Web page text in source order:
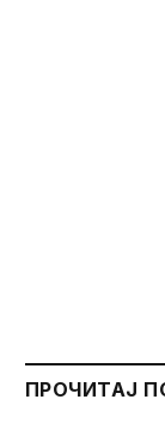
ПРОЧИТАЈ